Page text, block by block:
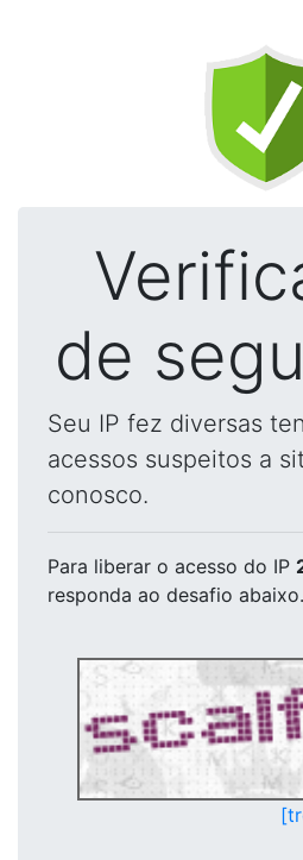
de
Seu IP fez diversas
acessos suspeitos a
conosco.
Para liberar o acesso do IP
responda ao desafio abaixo.